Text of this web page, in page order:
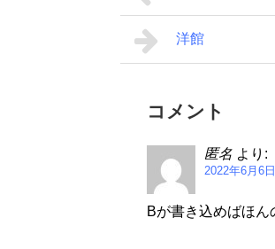
洋館
コメント
匿名 より:
2022年6月6
Bが書き込めばほ